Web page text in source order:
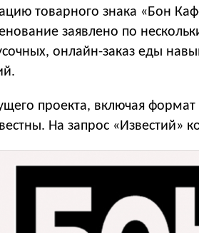
товарного знака «Бон
заявлено по
онлайн-заказ еды
проекта, включая
На запрос «Известий»